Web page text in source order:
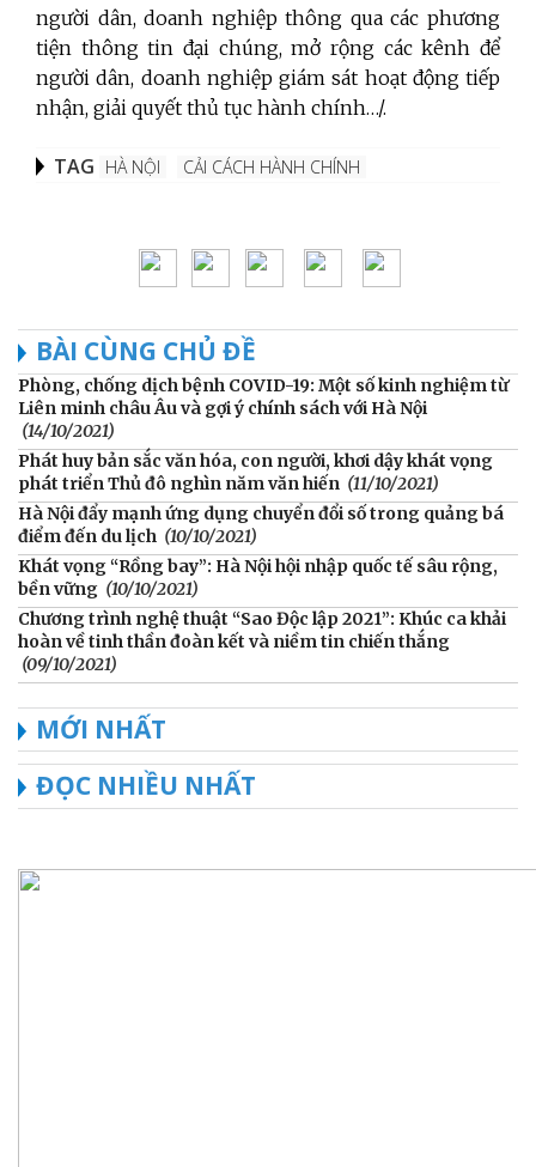
người dân, doanh nghiệp thông qua các phương
tiện thông tin đại chúng, mở rộng các kênh để
người dân, doanh nghiệp giám sát hoạt động tiếp
nhận, giải quyết thủ tục hành chính…/.
TAG HÀ NỘI CẢI CÁCH HÀNH CHÍNH
BÀI CÙNG CHỦ ĐỀ
Phòng, chống dịch bệnh COVID-19: Một số kinh nghiệm từ
Liên minh châu Âu và gợi ý chính sách với Hà Nội
(14/10/2021)
Phát huy bản sắc văn hóa, con người, khơi dậy khát vọng
phát triển Thủ đô nghìn năm văn hiến (11/10/2021)
Hà Nội đẩy mạnh ứng dụng chuyển đổi số trong quảng bá
điểm đến du lịch (10/10/2021)
Khát vọng “Rồng bay”: Hà Nội hội nhập quốc tế sâu rộng,
bền vững (10/10/2021)
Chương trình nghệ thuật “Sao Độc lập 2021”: Khúc ca khải
hoàn về tinh thần đoàn kết và niềm tin chiến thắng
(09/10/2021)
MỚI NHẤT
ĐỌC NHIỀU NHẤT